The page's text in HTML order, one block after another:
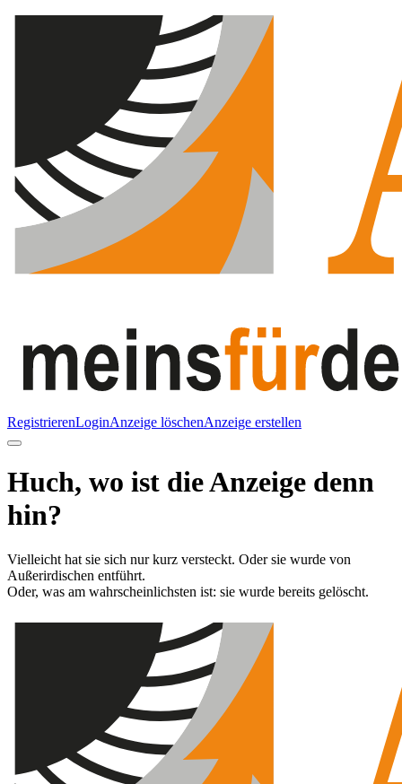
RegistrierenLoginAnzeige löschenAnzeige erstellen
Huch, wo ist die Anzeige denn
hin?
Vielleicht hat sie sich nur kurz versteckt. Oder sie wurde von
Außerirdischen entführt.
Oder, was am wahrscheinlichsten ist: sie wurde bereits gelöscht.